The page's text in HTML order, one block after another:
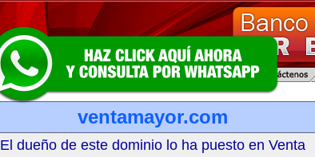
ventamayor.com
El dueño de este dominio lo ha puesto en Venta